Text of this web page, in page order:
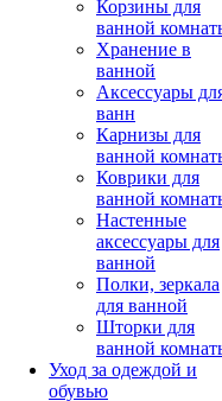
Корзины для
ванной
Хранение в
ванной
Аксессуары
ванн
Карнизы для
ванной
Коврики для
ванной
Настенные
аксессуары для
ванной
Полки, зеркала
для ванной
Шторки для
ванной
Уход за одеждой и
обувью